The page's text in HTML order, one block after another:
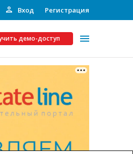
Вход Регистрация
демо-доступ